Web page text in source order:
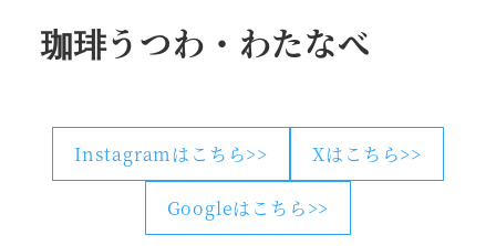
珈琲うつわ・わたなべ
Instagramはこちら>> Xはこちら>>
Googleはこちら>>